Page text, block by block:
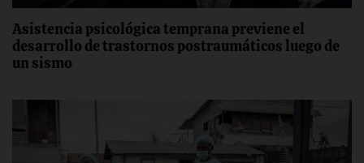
Asistencia psicológica temprana previene el
desarrollo de trastornos postraumáticos luego de
un sismo